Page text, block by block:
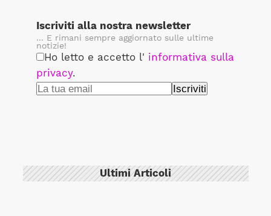
Iscriviti alla nostra newsletter
... E rimani sempre aggiornato sulle ultime
notizie!
Ho letto e accetto l' informativa sulla
privacy.
Ultimi Articoli